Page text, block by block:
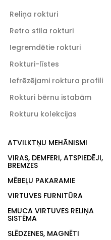
Reliņa rokturi
Retro stila rokturi
Iegremdētie rokturi
Rokturi-līstes
Iefrēzējami roktura profili
Rokturi bērnu istabām
Rokturu kolekcijas
ATVILKTŅU MEHĀNISMI
VIRAS, DEMFERI, ATSPIEDĒJI,
BREMZES
MĒBEĻU PAKARAMIE
VIRTUVES FURNITŪRA
EMUCA VIRTUVES RELIŅA
SISTĒMA
SLĒDZENES, MAGNĒTI